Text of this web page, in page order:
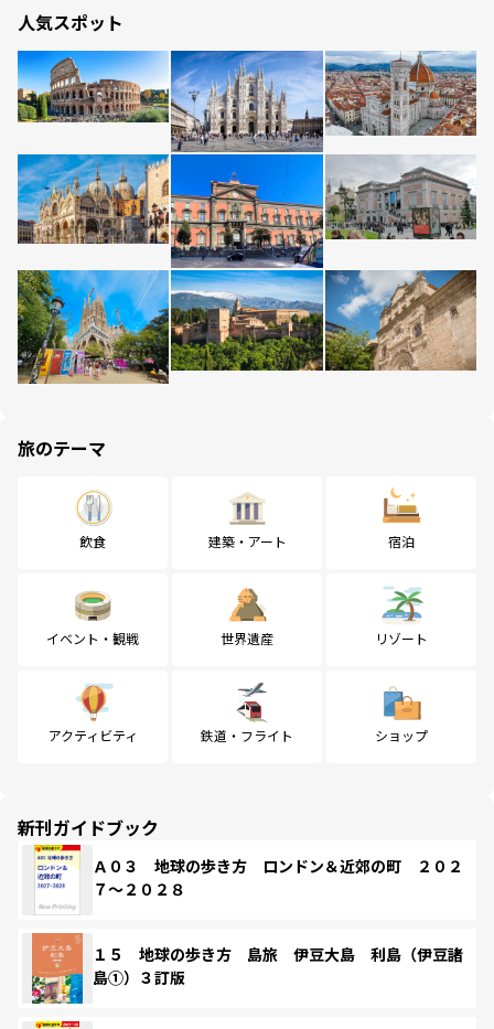
人気スポット
旅のテーマ
飲食 建築・アート 宿泊
イベント・観戦 世界遺産 リゾート
アクティビティ 鉄道・フライト ショップ
新刊ガイドブック
Ａ０３ 地球の歩き方 ロンドン＆近郊の町 ２０２
７～２０２８
１５ 地球の歩き方 島旅 伊豆大島 利島（伊豆諸
島①）３訂版